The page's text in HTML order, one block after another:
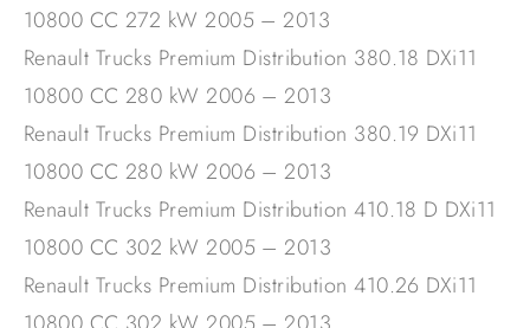
10800 CC 272 kW 2005 – 2013
Renault Trucks Premium Distribution 380.18 DXi11
10800 CC 280 kW 2006 – 2013
Renault Trucks Premium Distribution 380.19 DXi11
10800 CC 280 kW 2006 – 2013
Renault Trucks Premium Distribution 410.18 D DXi11
10800 CC 302 kW 2005 – 2013
Renault Trucks Premium Distribution 410.26 DXi11